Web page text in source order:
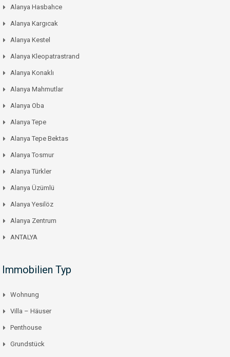
Alanya Hasbahce
Alanya Kargıcak
Alanya Kestel
Alanya Kleopatrastrand
Alanya Konaklı
Alanya Mahmutlar
Alanya Oba
Alanya Tepe
Alanya Tepe Bektas
Alanya Tosmur
Alanya Türkler
Alanya Üzümlü
Alanya Yesilöz
Alanya Zentrum
ANTALYA
Immobilien Typ
Wohnung
Villa – Häuser
Penthouse
Grundstück